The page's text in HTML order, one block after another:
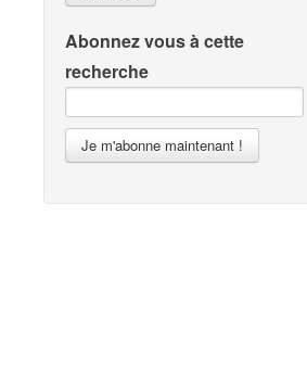
Abonnez vous à cette
recherche
Je m'abonne maintenant !